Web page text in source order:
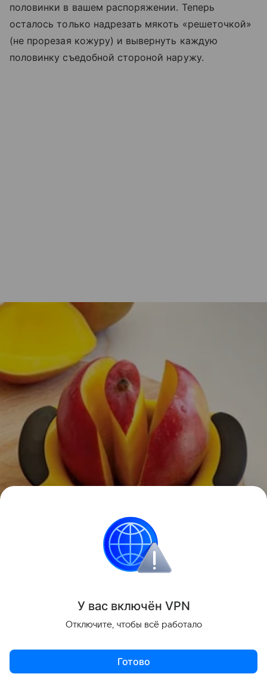
половинки в вашем распоряжении. Теперь
осталось только надрезать мякоть «решеточкой»
(не прорезая кожуру) и вывернуть каждую
половинку съедобной стороной наружу.
Фото: tupperware.ru, vitesse.ru, oxo.com, marna-
www.williams-sonoma.com, josephjoseph.com,
kyouei-ltd.co.jp, из архива пресс-служб
У вас включён VPN
Отключите, чтобы всё работало
Готово